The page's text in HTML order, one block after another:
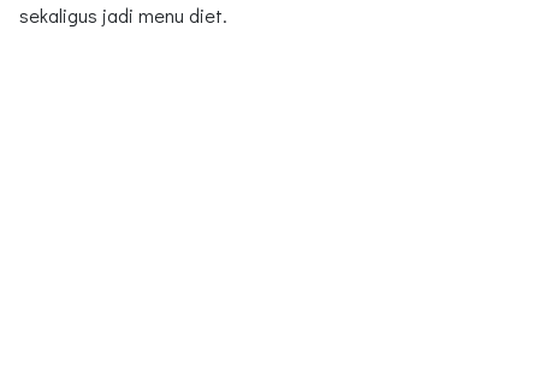
sekaligus jadi menu diet.